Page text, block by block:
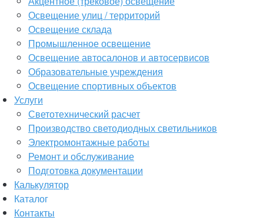
Освещение улиц / территорий
Освещение склада
Промышленное освещение
Освещение автосалонов и автосервисов
Образовательные учреждения
Освещение спортивных объектов
Услуги
Светотехнический расчет
Производство светодиодных светильников
Электромонтажные работы
Ремонт и обслуживание
Подготовка документации
Калькулятор
Каталог
Контакты